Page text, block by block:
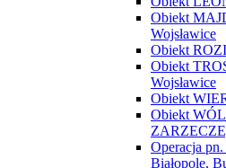
Obiekt
Wojsławice
Obiekt
Obiekt
Wojsławice
Obiekt
Obiekt
Operacja
Białopole,